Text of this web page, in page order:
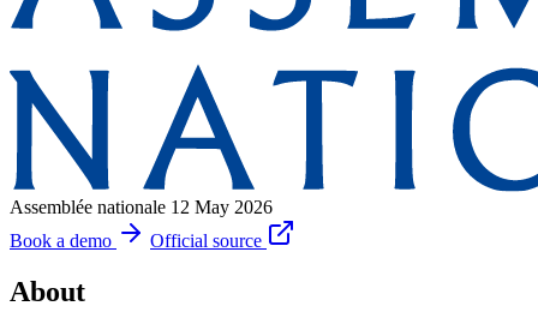
Assemblée nationale 12 May 2026
Book a demo
Official source
About